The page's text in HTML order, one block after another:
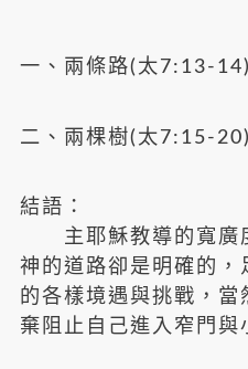
一、兩條路(太7:13-14)
二、兩棵樹(太7:15-20)
結語：
主耶穌教導的寬廣
神的道路卻是明確的，
的各樣境遇與挑戰，
棄阻止自己進入窄門與